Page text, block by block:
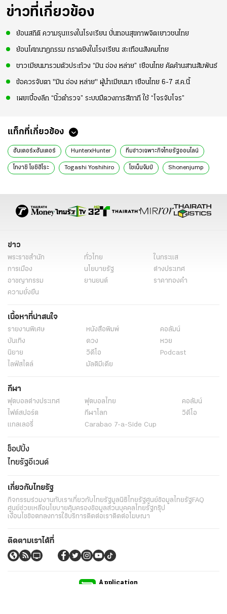
ข่าวที่เกี่ยวข้อง
ย้อนสถิติ ความรุนแรงในโรงเรียน บั่นทอนสุขภาพจิตเยาวชนไทย
ย้อนโศกนาฏกรรม กราดยิงในโรงเรียน สะเทือนสังคมไทย
ชาวเมียนมารวมตัวประท้วง “มิน อ่อง หล่าย” เยือนไทย คัดค้านสานสัมพันธ์
ข้อควรจับตา "มิน อ่อง หล่าย" ผู้นำเมียนมา เยือนไทย 6-7 ส.ค.นี้
เผยเบื้องลึก “นิ้วตำรวจ” ระบบมืดวงการสีกากี ใช้ “โจรจับโจร”
แท็กที่เกี่ยวข้อง
ฮันเตอร์xฮันเตอร์ HunterxHunter ทีมข่าวเฉพาะกิจไทยรัฐออนไลน์
โทงาชิ โยชิฮิโระ Togashi Yoshihiro โชเน็นจัมป์ Shonenjump
ข่าว
พระราชสำนัก ทั่วไทย
ในกระแส
การเมือง
นโยบายรัฐ
ต่างประเทศ
อาชญากรรม
ยานยนต์
ราคาทองคำ
ความยั่งยืน
เนื้อหาที่น่าสนใจ
รายงานพิเศษ หนังสือพิมพ์
คอลัมน์
บันเทิง
ดวง
หวย
นิยาย
วิดีโอ
Podcast
ไลฟ์สไตล์
มัลติมีเดีย
กีฬา
ฟุตบอลต่่างประเทศ ฟุตบอลไทย
คอลัมน์
ไฟต์สปอร์ต
กีฬาโลก
วิดีโอ
แกลเลอรี่
Carabao 7-a-Side Cup
ช็อปปิ้ง
ไทยรัฐอีเวนต์
เกี่ยวกับไทยรัฐ
กิจกรรมร่วมงานกับเราเกี่ยวกับไทยรัฐมูลนิธิไทยรัฐศูนย์ข้อมูลไทยรัฐFAQ
ศูนย์ช่วยเหลือนโยบายคุ้มครองข้อมูลส่วนบุคคลไทยรัฐกรุ๊ป
เงื่อนไขข้อตกลงการใช้บริการติดต่อเราติดต่อโฆษณา
ติดตามเราได้ที่
Application